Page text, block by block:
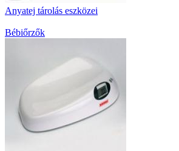
Anyatej tárolás eszközei
Bébiőrzők